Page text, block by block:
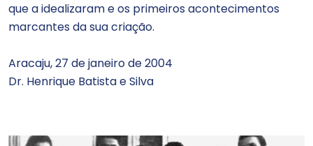
que a idealizaram e os primeiros acontecimentos
marcantes da sua criação.
Aracaju, 27 de janeiro de 2004
Dr. Henrique Batista e Silva